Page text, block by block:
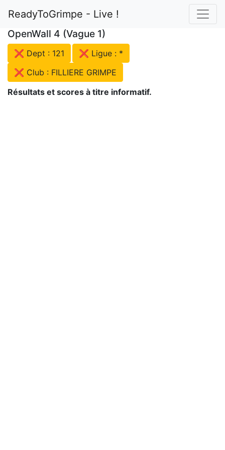
ReadyToGrimpe - Live !
OpenWall 4 (Vague 1)
❌ Dept : 121
❌ Ligue : *
❌ Club : FILLIERE GRIMPE
Résultats et scores à titre informatif.